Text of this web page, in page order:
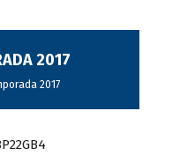
2017
2017